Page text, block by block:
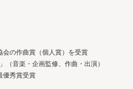
の作曲賞（個人賞）を受賞
（音楽・企画監修、作曲・出演）
優秀賞受賞